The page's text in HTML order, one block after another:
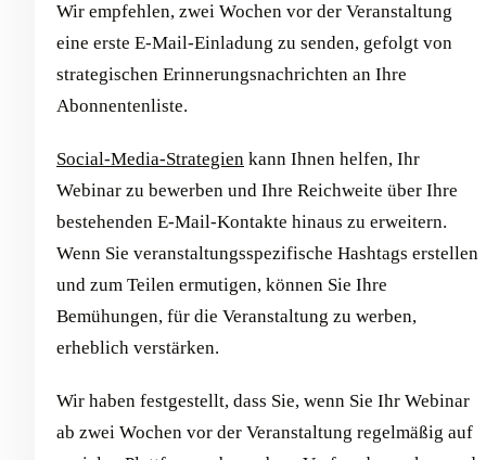
Wir empfehlen, zwei Wochen vor der Veranstaltung
eine erste E-Mail-Einladung zu senden, gefolgt von
strategischen Erinnerungsnachrichten an Ihre
Abonnentenliste.
Social-Media-Strategien kann Ihnen helfen, Ihr
Webinar zu bewerben und Ihre Reichweite über Ihre
bestehenden E-Mail-Kontakte hinaus zu erweitern.
Wenn Sie veranstaltungsspezifische Hashtags erstellen
und zum Teilen ermutigen, können Sie Ihre
Bemühungen, für die Veranstaltung zu werben,
erheblich verstärken.
Wir haben festgestellt, dass Sie, wenn Sie Ihr Webinar
ab zwei Wochen vor der Veranstaltung regelmäßig auf